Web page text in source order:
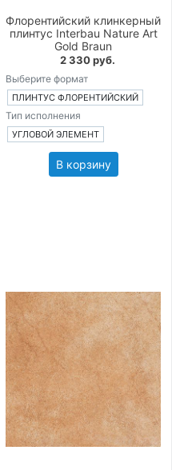
Флорентийский клинкерный
плинтус Interbau Nature Art
Gold Braun
2 330 руб.
Выберите формат
ПЛИНТУС ФЛОРЕНТИЙСКИЙ
Тип исполнения
УГЛОВОЙ ЭЛЕМЕНТ
В корзину